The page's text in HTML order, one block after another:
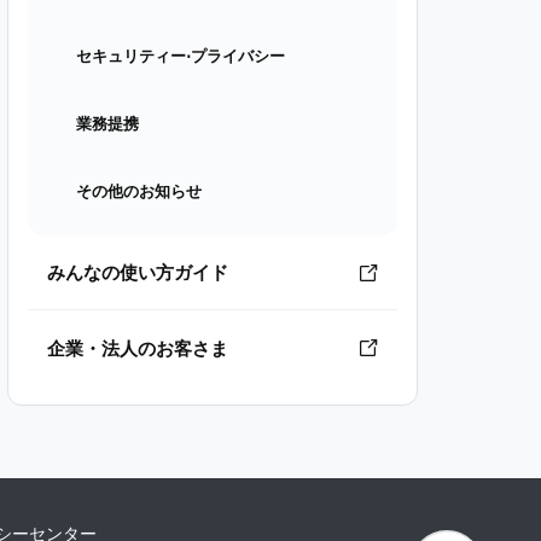
セキュリティー⋅プライバシー
業務提携
その他のお知らせ
みんなの使い方ガイド
企業・法人のお客さま
ーセンター